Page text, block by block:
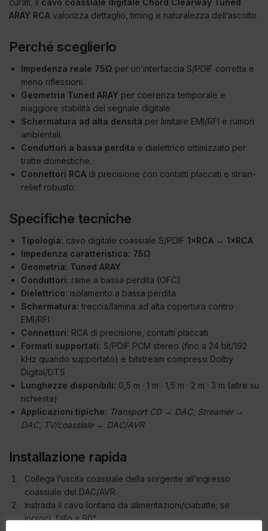
ARAY RCA valorizza dettaglio, timing e naturalezza dell’ascolto.
Perché sceglierlo
Impedenza reale 75Ω per un’interfaccia S/PDIF corretta e
meno riflessioni.
Geometria Tuned ARAY per coerenza temporale e
maggiore stabilità del segnale digitale.
Schermatura ad alta densità per limitare EMI/RFI e rumori
ambientali.
Conduttori a bassa perdita e dielettrico ottimizzato per
tratte domestiche.
Connettori RCA di precisione con contatti placcati e strain-
relief robusto.
Specifiche tecniche
Tipologia: cavo digitale coassiale S/PDIF 1×RCA ↔ 1×RCA
Impedenza caratteristica: 75Ω
Geometria: Tuned ARAY
Conduttori: rame a bassa perdita (OFC)
Dielettrico: isolamento a bassa perdita
Schermatura: treccia/lamina ad alta copertura contro
EMI/RFI
Connettori: RCA di precisione, contatti placcati
Formati supportati: S/PDIF PCM stereo (fino a 24 bit/192
kHz quando supportato) e bitstream compressi Dolby
Digital/DTS
Lunghezze disponibili: 0,5 m · 1 m · 1,5 m · 2 m · 3 m (altre su
richiesta)
Applicazioni tipiche: Transport CD → DAC, Streamer →
DAC, TV/coassiale → DAC/AVR
Installazione rapida
Collega l’uscita coassiale della sorgente all’ingresso
coassiale del DAC/AVR.
Instrada il cavo lontano da alimentazioni/ciabatte; se
incroci, fallo a 90°.